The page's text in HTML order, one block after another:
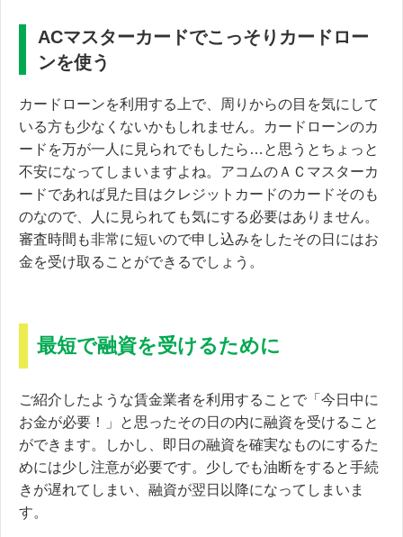
ACマスターカードでこっそりカードロー
ンを使う
カードローンを利用する上で、周りからの目を気にして
いる方も少なくないかもしれません。カードローンのカ
ードを万が一人に見られでもしたら…と思うとちょっと
不安になってしまいますよね。アコムのＡＣマスターカ
ードであれば見た目はクレジットカードのカードそのも
のなので、人に見られても気にする必要はありません。
審査時間も非常に短いので申し込みをしたその日にはお
金を受け取ることができるでしょう。
最短で融資を受けるために
ご紹介したような賃金業者を利用することで「今日中に
お金が必要！」と思ったその日の内に融資を受けること
ができます。しかし、即日の融資を確実なものにするた
めには少し注意が必要です。少しでも油断をすると手続
きが遅れてしまい、融資が翌日以降になってしまいま
す。